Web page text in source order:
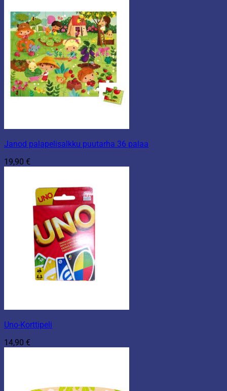
Janod palapelisalkku puutarha 36 palaa
19,90 €
Uno-Korttipeli
14,90 €